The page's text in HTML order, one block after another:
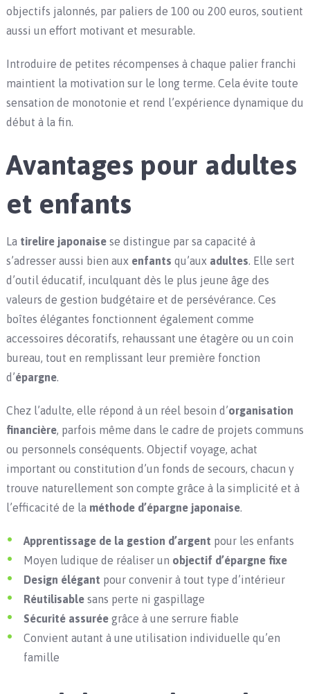
objectifs jalonnés, par paliers de 100 ou 200 euros, soutient
aussi un effort motivant et mesurable.
Introduire de petites récompenses à chaque palier franchi
maintient la motivation sur le long terme. Cela évite toute
sensation de monotonie et rend l’expérience dynamique du
début à la fin.
Avantages pour adultes
et enfants
La tirelire japonaisese distingue par sa capacité à
s’adresser aussi bien aux enfants qu’aux adultes. Elle sert
d’outil éducatif, inculquant dès le plus jeune âge des
valeurs de gestion budgétaire et de persévérance. Ces
boîtes élégantes fonctionnent également comme
accessoires décoratifs, rehaussant une étagère ou un coin
bureau, tout en remplissant leur première fonction
d’épargne.
Chez l’adulte, elle répond à un réel besoin d’organisation
financière, parfois même dans le cadre de projets communs
ou personnels conséquents. Objectif voyage, achat
important ou constitution d’un fonds de secours, chacun y
trouve naturellement son compte grâce à la simplicité et à
l’efficacité de la méthode d’épargne japonaise.
Apprentissage de la gestion d’argent pour les enfants
Moyen ludique de réaliser un objectif d’épargne fixe
Design élégant pour convenir à tout type d’intérieur
Réutilisablesans perte ni gaspillage
Sécurité assuréegrâce à une serrure fiable
Convient autant à une utilisation individuelle qu’en
famille